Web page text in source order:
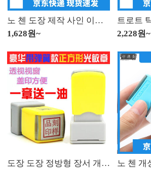
노 첸 도장 제작 사인 이름 개인 성명 도장 도장 도장 도장 도장 간호사 개인 인장 주문 제작 도장 도장 도장 도장 도장 간호사 도장 도장 케이스 색깔 랜 덤 배 송
1,628원~
2,228원~
도장 도장 정방형 장서 개인의 이름 광 민 도장 제작 개성 손 글씨 사인 도장 도장